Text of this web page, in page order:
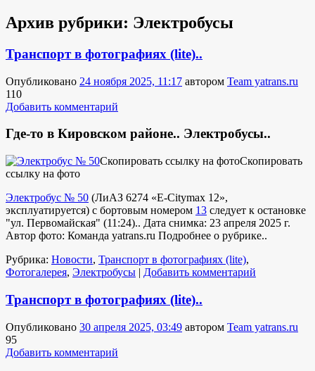
Архив рубрики: Электробусы
Транспорт в фотографиях (lite)..
Опубликовано 24 ноября 2025, 11:17 автором Team yatrans.ru
110
Добавить комментарий
Где-то в Кировском районе.. Электробусы..
Скопировать ссылку на фотоСкопировать
ссылку на фото
Электробус № 50 (ЛиАЗ 6274 «E-Citymax 12»,
эксплуатируется) с бортовым номером 13 следует к остановке
"ул. Первомайская" (11:24).. Дата снимка: 23 апреля 2025 г.
Автор фото: Команда yatrans.ru Подробнее о рубрике..
Рубрика: Новости, Транспорт в фотографиях (lite),
Фотогалерея, Электробусы | Добавить комментарий
Транспорт в фотографиях (lite)..
Опубликовано 30 апреля 2025, 03:49 автором Team yatrans.ru
95
Добавить комментарий